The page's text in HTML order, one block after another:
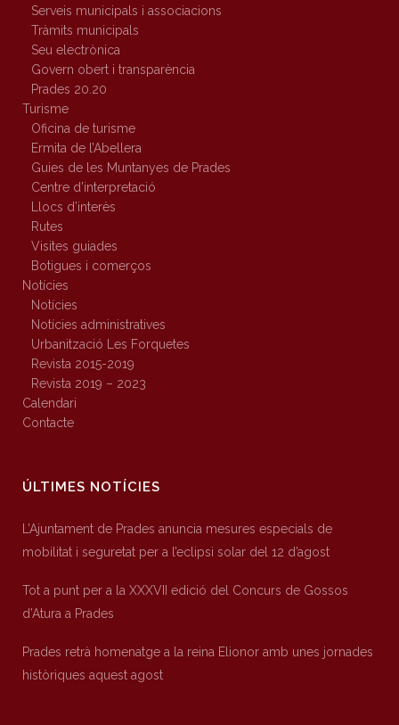
Serveis municipals i associacions
Tràmits municipals
Seu electrònica
Govern obert i transparència
Prades 20.20
Turisme
Oficina de turisme
Ermita de l’Abellera
Guies de les Muntanyes de Prades
Centre d’interpretació
Llocs d’interès
Rutes
Visites guiades
Botigues i comerços
Notícies
Notícies
Notícies administratives
Urbanització Les Forquetes
Revista 2015-2019
Revista 2019 – 2023
Calendari
Contacte
ÚLTIMES NOTÍCIES
L’Ajuntament de Prades anuncia mesures especials de
mobilitat i seguretat per a l’eclipsi solar del 12 d’agost
Tot a punt per a la XXXVII edició del Concurs de Gossos
d’Atura a Prades
Prades retrà homenatge a la reina Elionor amb unes jornades
històriques aquest agost